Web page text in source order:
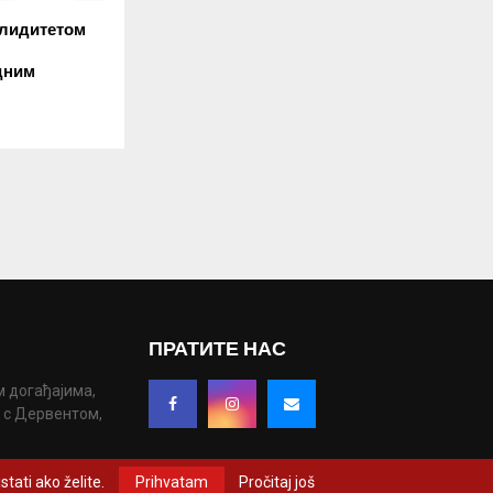
догађајима,
с Дервентом,
ПРАТИТЕ НАС
ako želite. Prihvatam Pročitaj još